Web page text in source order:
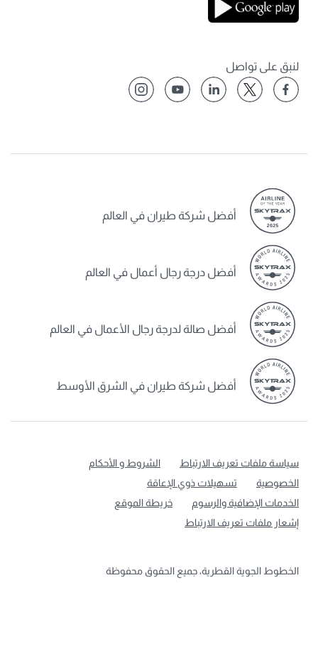
لنبق على تواصل
أفضل شركة طيران في العالم
أفضل درجة رجال أعمال في العالم
أفضل صالة لدرجة رجال الأعمال في العالم
أفضل شركة طيران في الشرق الأوسط
سياسة ملفات تعريف الارتباط
الشروط و الأحكام
الخصوصية
تسهيلات ذوي الإعاقة
الخدمات الإضافية والرسوم
خريطة الموقع
إشعار ملفات تعريف الارتباط
الخطوط الجوية القطرية، جميع الحقوق محفوظة